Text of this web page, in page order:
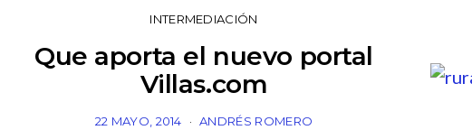
INTERMEDIACIÓN
Que aporta el nuevo portal
Villas.com
22 MAYO, 2014 ANDRÉS ROMERO